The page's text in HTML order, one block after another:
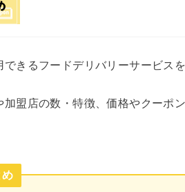
できるフードデリバリーサービスを
盟店の数・特徴、価格やクーポ
め